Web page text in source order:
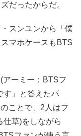
だったからだ。
スンユンから「僕
マホケースもBTS
ーミー：BTSフ
す」と答えたパ
ことで、2人はフ
仕草)をしながら